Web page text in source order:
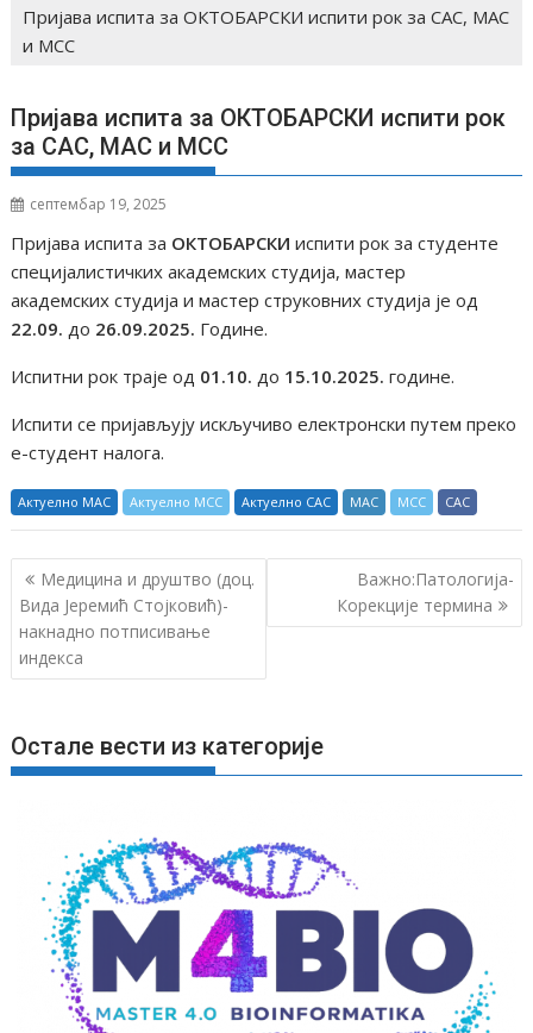
Пријава испита за ОКТОБАРСКИ испити рок за САС, МАС
и МСС
Пријава испита за ОКТОБАРСКИ испити рок
за САС, МАС и МСС
септембар 19, 2025
Пријава испита за ОКТОБАРСКИиспити рок за студенте
специјалистичких академских студија, мастер
академских студија и мастер струковних студија је од
22.09. до 26.09.2025. Године.
Испитни рок траје од 01.10. до 15.10.2025.године.
Испити се пријављују искључиво електронски путем преко
е-студент налога.
Актуелно МАС Актуелно МСС Актуелно САС МАС МСС САС
К
р
е
т
њ
е
Медицина и друштво (доц.
Вида Јеремић Стојковић)-
накнадно потписивање
индекса
Важно:Патологија-
Корекције термина
Остале вести из категорије